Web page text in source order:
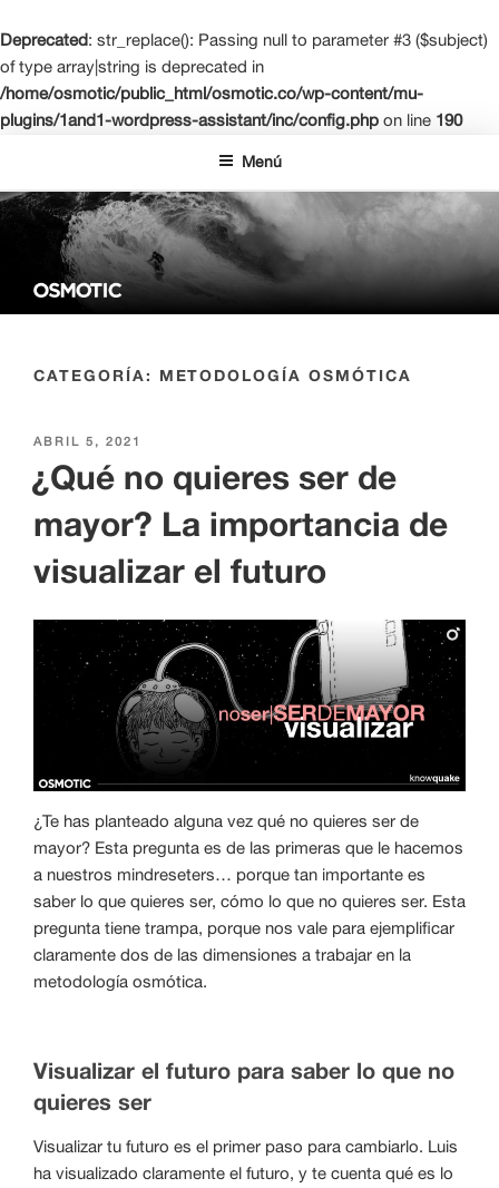
Deprecated: str_replace(): Passing null to parameter #3 ($subject)
of type array|string is deprecated in
/home/osmotic/public_html/osmotic.co/wp-content/mu-
plugins/1and1-wordpress-assistant/inc/config.php on line 190
contenido
Menú
OSMOTIC NETWORK LEARNING
CATEGORÍA: METODOLOGÍA OSMÓTICA
PUBLICADO
ABRIL 5, 2021
¿Qué no quieres ser de
mayor? La importancia de
visualizar el futuro
¿Te has planteado alguna vez qué no quieres ser de
mayor? Esta pregunta es de las primeras que le hacemos
a nuestros mindreseters… porque tan importante es
saber lo que quieres ser, cómo lo que no quieres ser. Esta
pregunta tiene trampa, porque nos vale para ejemplificar
claramente dos de las dimensiones a trabajar en la
metodología osmótica.
Visualizar el futuro para saber lo que no
quieres ser
Visualizar tu futuro es el primer paso para cambiarlo. Luis
ha visualizado claramente el futuro, y te cuenta qué es lo